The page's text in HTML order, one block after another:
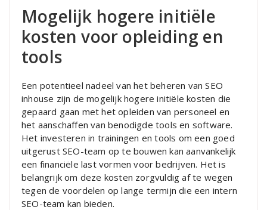
Mogelijk hogere initiële
kosten voor opleiding en
tools
Een potentieel nadeel van het beheren van SEO
inhouse zijn de mogelijk hogere initiële kosten die
gepaard gaan met het opleiden van personeel en
het aanschaffen van benodigde tools en software.
Het investeren in trainingen en tools om een goed
uitgerust SEO-team op te bouwen kan aanvankelijk
een financiële last vormen voor bedrijven. Het is
belangrijk om deze kosten zorgvuldig af te wegen
tegen de voordelen op lange termijn die een intern
SEO-team kan bieden.